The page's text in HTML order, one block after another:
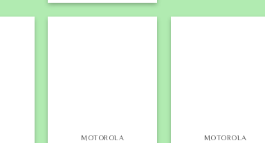
MOTOROLA MOTOROLA